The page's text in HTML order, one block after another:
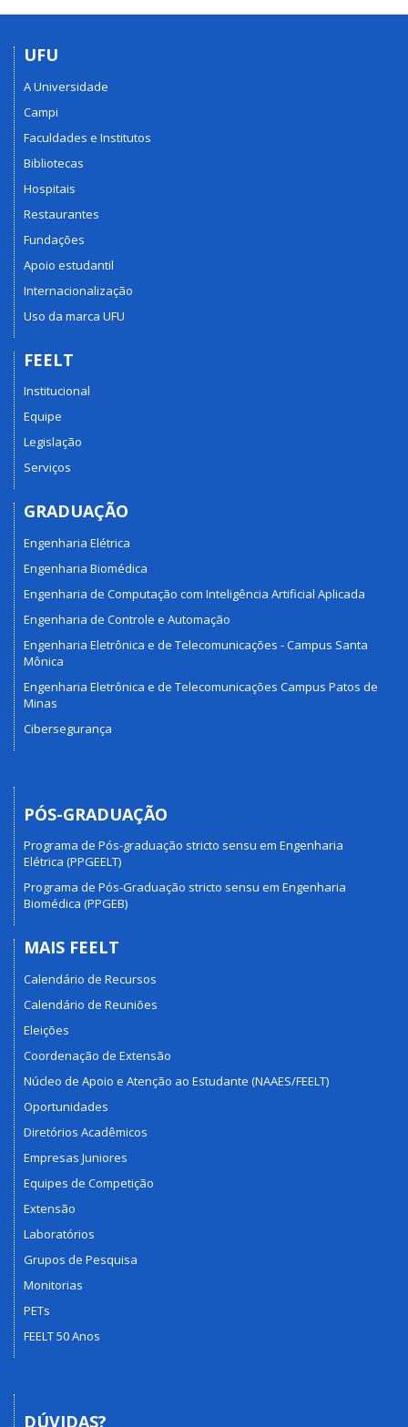
UFU
A Universidade
Campi
Faculdades e Institutos
Bibliotecas
Hospitais
Restaurantes
Fundações
Apoio estudantil
Internacionalização
Uso da marca UFU
FEELT
Institucional
Equipe
Legislação
Serviços
GRADUAÇÃO
Engenharia Elétrica
Engenharia Biomédica
Engenharia de Computação com Inteligência Artificial Aplicada
Engenharia de Controle e Automação
Engenharia Eletrônica e de Telecomunicações - Campus Santa
Mônica
Engenharia Eletrônica e de Telecomunicações Campus Patos de
Minas
Cibersegurança
PÓS-GRADUAÇÃO
Programa de Pós-graduação stricto sensu em Engenharia
Elétrica (PPGEELT)
Programa de Pós-Graduação stricto sensu em Engenharia
Biomédica (PPGEB)
MAIS FEELT
Calendário de Recursos
Calendário de Reuniões
Eleições
Coordenação de Extensão
Núcleo de Apoio e Atenção ao Estudante (NAAES/FEELT)
Oportunidades
Diretórios Acadêmicos
Empresas Juniores
Equipes de Competição
Extensão
Laboratórios
Grupos de Pesquisa
Monitorias
PETs
FEELT 50 Anos
DÚVIDAS?